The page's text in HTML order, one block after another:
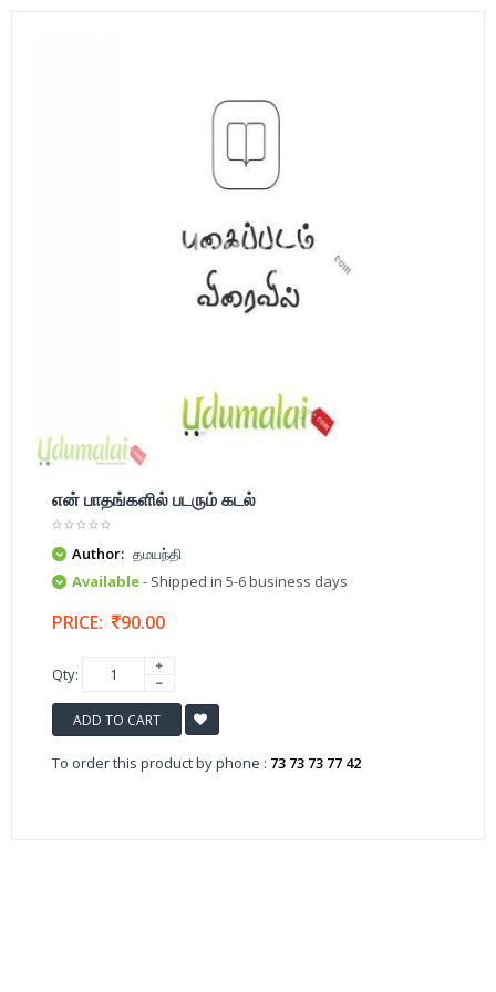
என் பாதங்களில் படரும் கடல்
Author: தமயந்தி
Available- Shipped in 5-6 business days
PRICE: 90.00
Qty:
ADD TO CART
To order this product by phone : 73 73 73 77 42